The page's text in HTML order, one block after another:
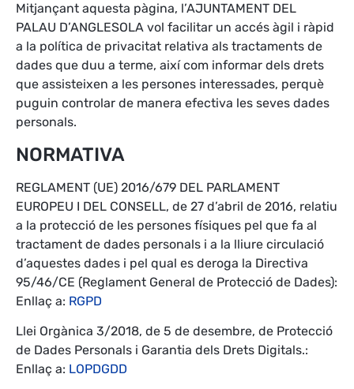
Mitjançant aquesta pàgina, l’AJUNTAMENT DEL
PALAU D’ANGLESOLA vol facilitar un accés àgil i ràpid
a la política de privacitat relativa als tractaments de
dades que duu a terme, així com informar dels drets
que assisteixen a les persones interessades, perquè
puguin controlar de manera efectiva les seves dades
personals.
NORMATIVA
REGLAMENT (UE) 2016/679 DEL PARLAMENT
EUROPEU I DEL CONSELL, de 27 d’abril de 2016, relatiu
a la protecció de les persones físiques pel que fa al
tractament de dades personals i a la lliure circulació
d’aquestes dades i pel qual es deroga la Directiva
95/46/CE (Reglament General de Protecció de Dades):
Enllaç a: RGPD
Llei Orgànica 3/2018, de 5 de desembre, de Protecció
de Dades Personals i Garantia dels Drets Digitals.:
Enllaç a: LOPDGDD